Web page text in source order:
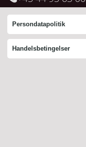
Persondatapolitik
Handelsbetingelser